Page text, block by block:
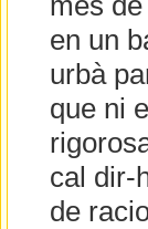
en un
urbà
que ni
cal dir-
de